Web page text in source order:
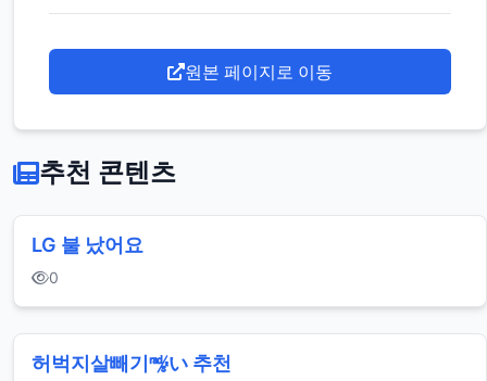
원본 페이지로 이동
추천 콘텐츠
LG 불 났어요
0
허벅지살빼기㎯い 추천